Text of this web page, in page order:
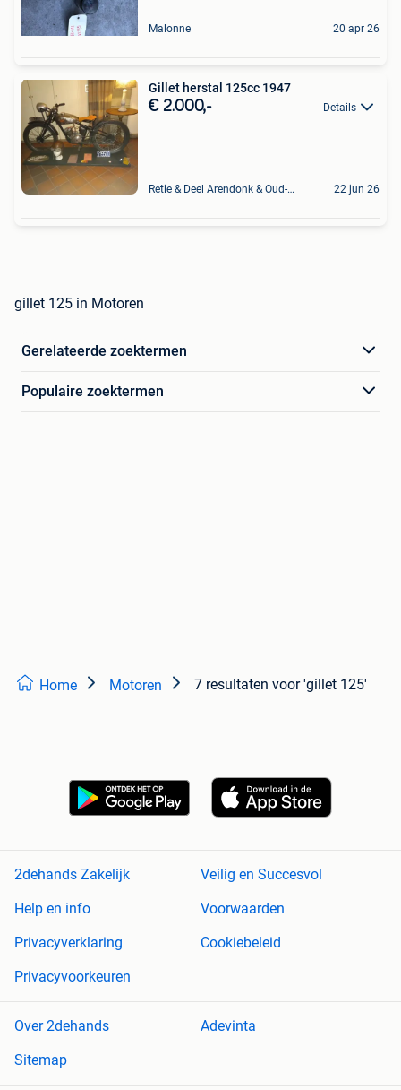
Malonne 20 apr 26
Gillet herstal 125cc 1947
€ 2.000,- Details
Retie & Deel Arendonk & Oud-Turnhout 22 jun 26
gillet 125 in Motoren
Gerelateerde zoektermen
Populaire zoektermen
Home Motoren 7 resultaten voor 'gillet 125'
2dehands Zakelijk
Veilig en Succesvol
Help en info
Voorwaarden
Privacyverklaring
Cookiebeleid
Privacyvoorkeuren
Over 2dehands
Adevinta
Sitemap